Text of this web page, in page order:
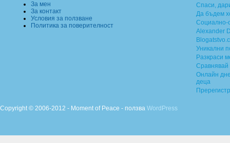
За мен
За контакт
Условия за ползване
Политика за поверителност
Спаси,
Да бъдем
Социално-
Alexander
Уникални
Разкраси
Сравнявай
Онлайн
деца
Copyright © 2006-2012 - Moment of Peace - ползва WordPress